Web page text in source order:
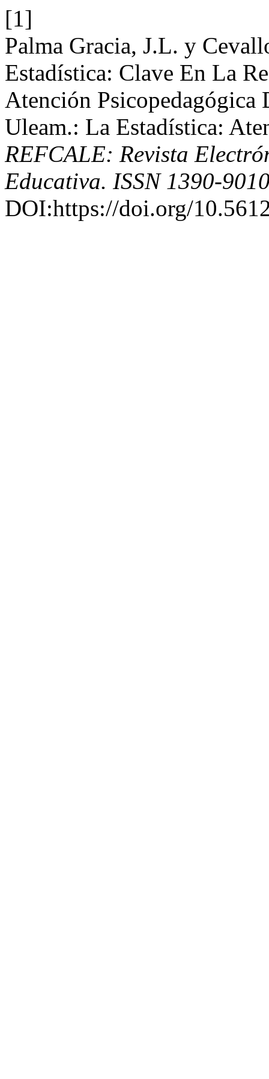
[1]
Palma Gracia, J.L. y
Estadística: Clave En La
Atención Psicopedagógica
Uleam.: La Estadística:
REFCALE: Revista
Educativa. ISSN 1390-
DOI:https://doi.org/